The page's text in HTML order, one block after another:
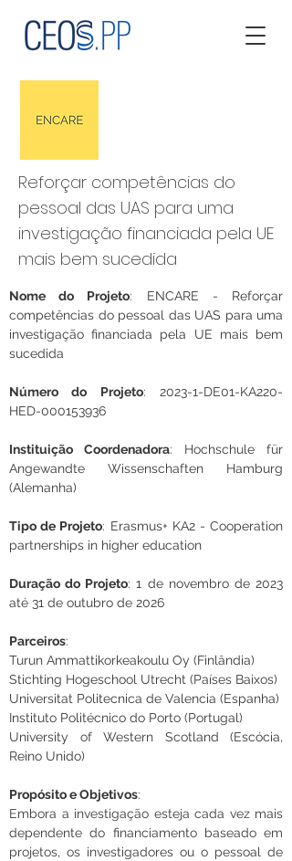
Reforçar competências do
pessoal das UAS para uma
investigação financiada pela UE
mais bem sucedida
Nome do Projeto:
ENCARE - Reforçar
competências do pessoal das UAS para uma
investigação financiada pela UE mais bem
sucedida
Número do Projeto: 2023-1-DE01-KA220-
HED-000153936
Instituição Coordenadora: Hochschule für
Angewandte Wissenschaften Hamburg
(Alemanha)
Tipo de Projeto: Erasmus+ KA2 - Cooperation
partnerships in higher education
Duração do Projeto: 1 de novembro de 2023
até 31 de outubro de 2026
Parceiros:
Turun Ammattikorkeakoulu Oy (Finlândia)
Stichting Hogeschool Utrecht (Países Baixos)
Universitat Politecnica de Valencia (Espanha)
Instituto Politécnico do Porto (Portugal)
University of Western Scotland (Escócia,
Reino Unido)
Propósito e Objetivos:
Embora a investigação esteja cada vez mais
dependente do financiamento baseado em
projetos, os investigadores ou o pessoal de